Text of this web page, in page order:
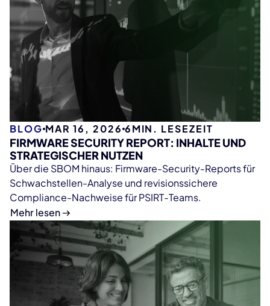
BLOG MAR 16, 2026 6MIN. LESEZEIT
FIRMWARE SECURITY REPORT: INHALTE UND
STRATEGISCHER NUTZEN
Über die SBOM hinaus: Firmware-Security-Reports für
Schwachstellen-Analyse und revisionssichere
Compliance-Nachweise für PSIRT-Teams.
Mehr lesen